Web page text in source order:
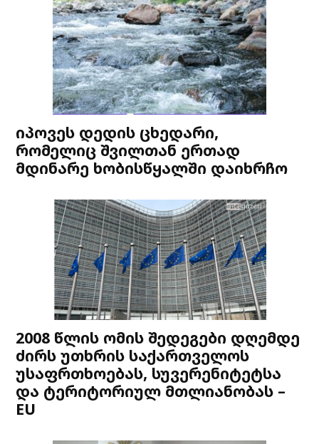
იპოვეს დედის ცხედარი,
რომელიც შვილთან ერთად
მდინარე ხობისწყალში დაიხრჩო
2008 წლის ომის შედეგები დღემდე
ძირს უთხრის საქართველოს
უსაფრთხოებას, სუვერენიტეტსა
და ტერიტორიულ მთლიანობას –
EU